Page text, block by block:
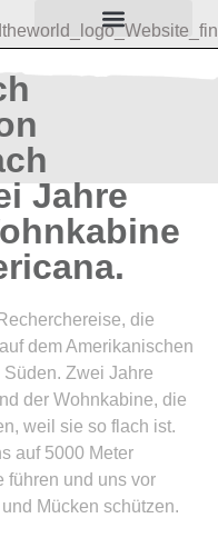
Jahre
die
dem Amerikanischen
Zwei Jahre
der Wohnkabine, die
weil sie so flach ist.
auf 5000 Meter
führen und uns vor
Mücken schützen.